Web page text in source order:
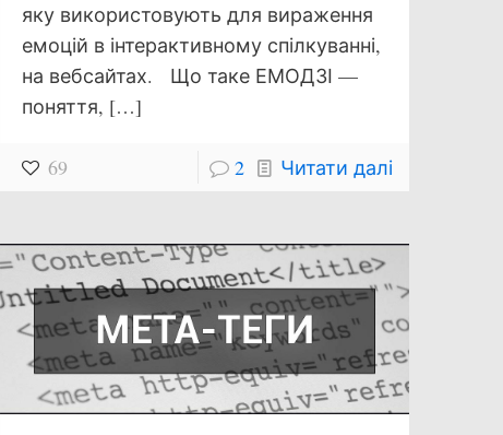
яку використовують для вираження
емоцій в інтерактивному спілкуванні,
на вебсайтах. Що таке ЕМОДЗІ —
поняття, […]
69 2 Читати далі